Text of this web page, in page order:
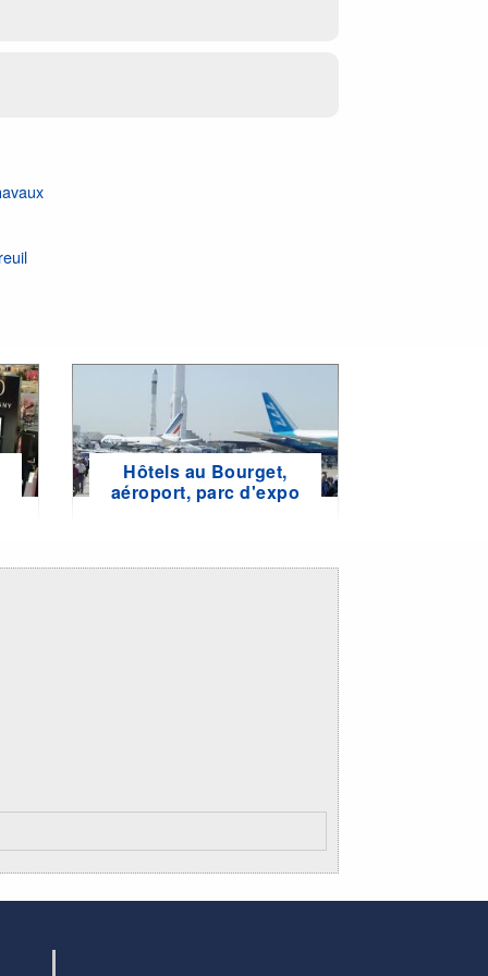
Hôtels au Bourget,
aéroport, parc d'expo